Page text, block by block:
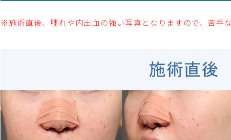
※施術直後、腫れや内出血の強い写真となりますので、苦手